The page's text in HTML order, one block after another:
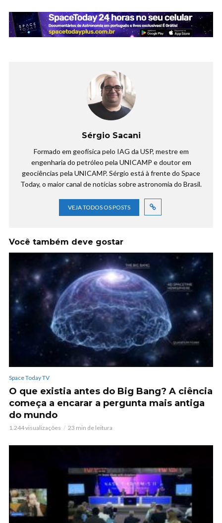
Sérgio Sacani
Formado em geofísica pelo IAG da USP, mestre em
engenharia do petróleo pela UNICAMP e doutor em
geociências pela UNICAMP. Sérgio está à frente do Space
Today, o maior canal de notícias sobre astronomia do Brasil.
VEJA TODOS OS POSTS
Você também deve gostar
Space Today TV
O que existia antes do Big Bang? A ciência
começa a encarar a pergunta mais antiga
do mundo
1.244 visualizações 23 min de leitura